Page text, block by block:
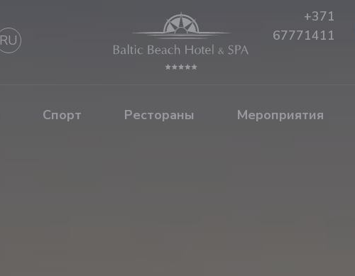
RU
+371
67771411
Спорт Рестораны Mероприятия